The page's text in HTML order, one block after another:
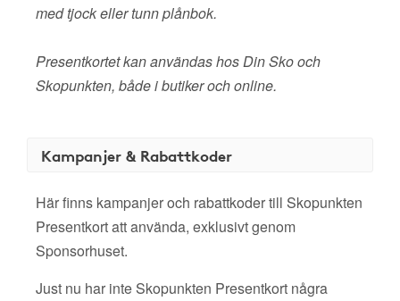
med tjock eller tunn plånbok.
Presentkortet kan användas hos Din Sko och
Skopunkten, både i butiker och online.
Kampanjer & Rabattkoder
Här finns kampanjer och rabattkoder till Skopunkten
Presentkort att använda, exklusivt genom
Sponsorhuset.
Just nu har inte Skopunkten Presentkort några